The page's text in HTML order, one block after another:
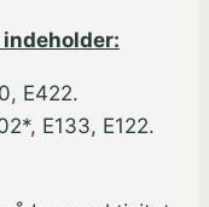
E422.
E133, E122.